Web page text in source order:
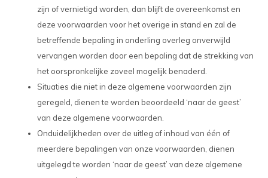
zijn of vernietigd worden, dan blijft de overeenkomst en
deze voorwaarden voor het overige in stand en zal de
betreffende bepaling in onderling overleg onverwijld
vervangen worden door een bepaling dat de strekking van
het oorspronkelijke zoveel mogelijk benaderd.
Situaties die niet in deze algemene voorwaarden zijn
geregeld, dienen te worden beoordeeld ‘naar de geest’
van deze algemene voorwaarden.
Onduidelijkheden over de uitleg of inhoud van één of
meerdere bepalingen van onze voorwaarden, dienen
uitgelegd te worden ‘naar de geest’ van deze algemene